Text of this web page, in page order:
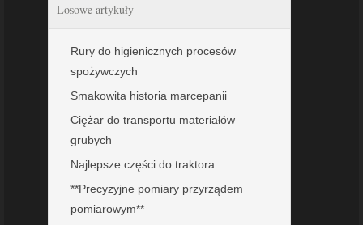
Losowe artykuły
Rury do higienicznych procesów
spożywczych
Smakowita historia marcepanii
Ciężar do transportu materiałów
grubych
Najlepsze części do traktora
**Precyzyjne pomiary przyrządem
pomiarowym**